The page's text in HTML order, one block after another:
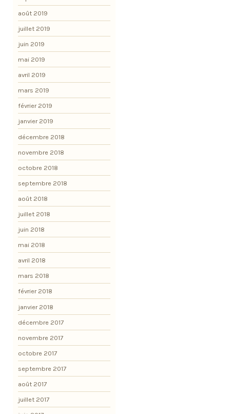
août 2019
juillet 2019
juin 2019
mai 2019
avril 2019
mars 2019
février 2019
janvier 2019
décembre 2018
novembre 2018
octobre 2018
septembre 2018
août 2018
juillet 2018
juin 2018
mai 2018
avril 2018
mars 2018
février 2018
janvier 2018
décembre 2017
novembre 2017
octobre 2017
septembre 2017
août 2017
juillet 2017